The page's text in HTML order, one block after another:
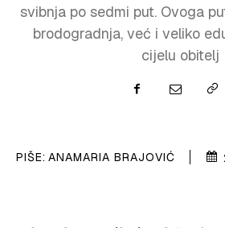
NAUTIKA
svibnja po sedmi put. Ovoga
brodogradnja, već i veliko
cijelu obitelj
PIŠE: ANAMARIA BRAJOVIĆ